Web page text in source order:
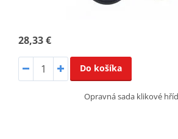
28,33 €
Do košíka
Opravná sada klikové